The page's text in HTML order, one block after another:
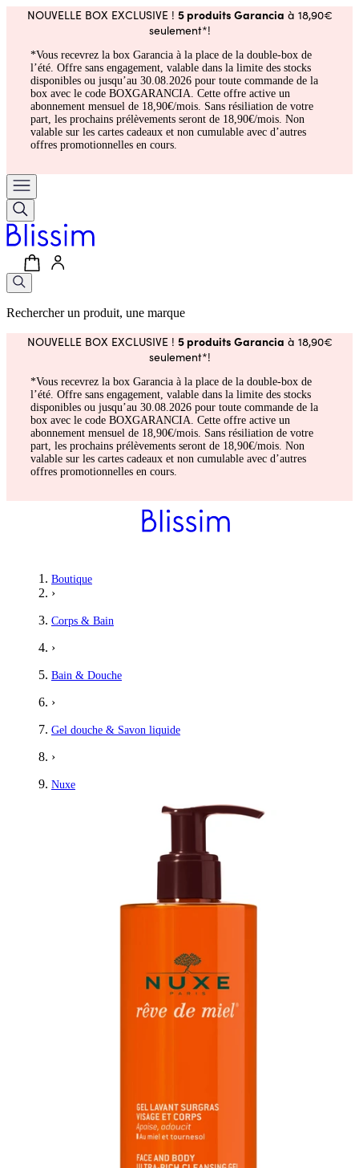
NOUVELLE BOX EXCLUSIVE ! 5 produits Garancia à 18,90€
seulement*!
*Vous recevrez la box Garancia à la place de la double-box de
l’été. Offre sans engagement, valable dans la limite des stocks
disponibles ou jusqu’au 30.08.2026 pour toute commande de la
box avec le code BOXGARANCIA. Cette offre active un
abonnement mensuel de 18,90€/mois. Sans résiliation de votre
part, les prochains prélèvements seront de 18,90€/mois. Non
valable sur les cartes cadeaux et non cumulable avec d’autres
offres promotionnelles en cours.
Rechercher un produit, une marque
NOUVELLE BOX EXCLUSIVE ! 5 produits Garancia à 18,90€
seulement*!
*Vous recevrez la box Garancia à la place de la double-box de
l’été. Offre sans engagement, valable dans la limite des stocks
disponibles ou jusqu’au 30.08.2026 pour toute commande de la
box avec le code BOXGARANCIA. Cette offre active un
abonnement mensuel de 18,90€/mois. Sans résiliation de votre
part, les prochains prélèvements seront de 18,90€/mois. Non
valable sur les cartes cadeaux et non cumulable avec d’autres
offres promotionnelles en cours.
Boutique
›
Corps & Bain
›
Bain & Douche
›
Gel douche & Savon liquide
›
Nuxe